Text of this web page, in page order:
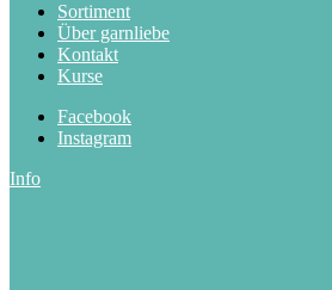
Sortiment
Über garnliebe
Kontakt
Kurse
Facebook
Instagram
Info